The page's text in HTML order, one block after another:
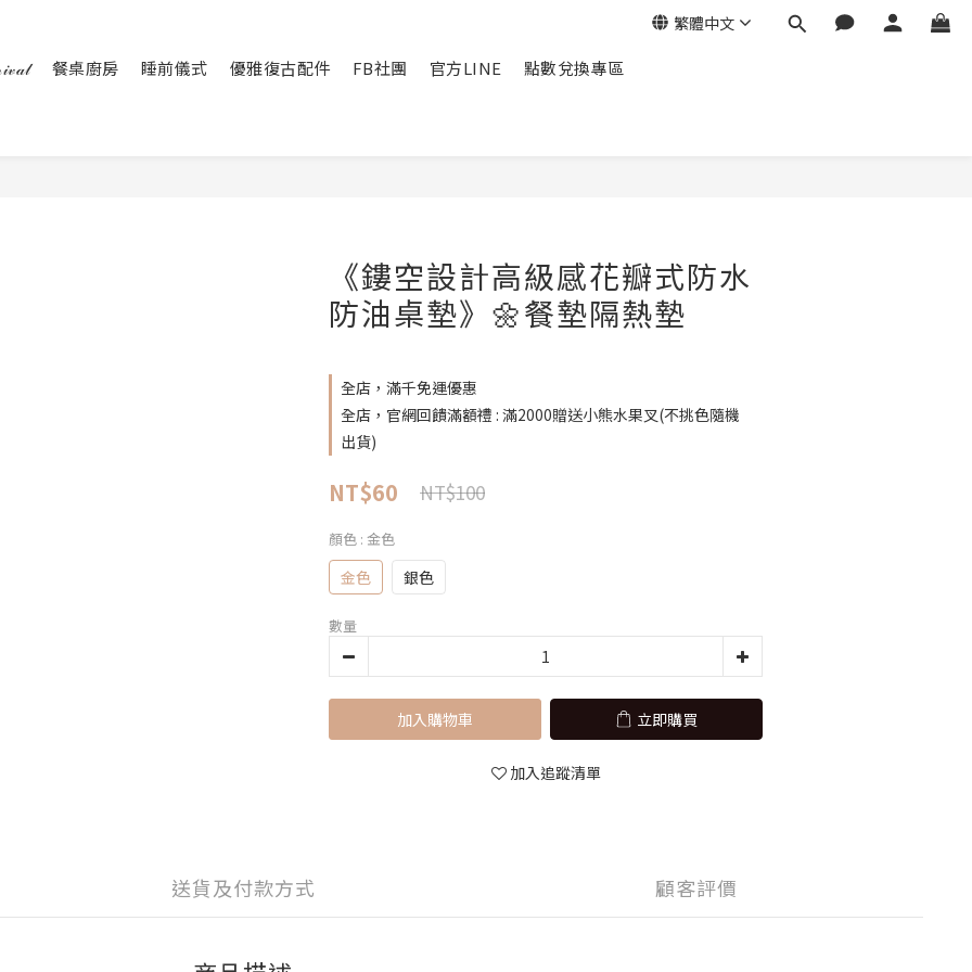
繁體中文
餐桌廚房 睡前儀式 優雅復古配件 FB社團 官方LINE 點數兌換專區
《鏤空設計高級感花瓣式防水
防油桌墊》🌼餐墊隔熱墊
全店，滿千免運優惠
全店，官網回饋滿額禮 : 滿2000贈送小熊水果叉(不挑色隨機
出貨)
NT$60 NT$100
顏色 : 金色
金色 銀色
數量
加入購物車 立即購買
加入追蹤清單
送貨及付款方式 顧客評價